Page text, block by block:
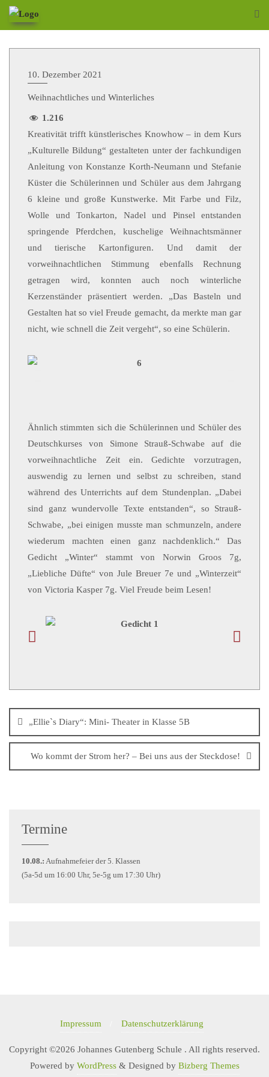
10. Dezember 2021
Weihnachtliches und Winterliches
1.216
Kreativität trifft künstlerisches Knowhow – in dem Kurs
„Kulturelle Bildung“ gestalteten unter der fachkundigen
Anleitung von Konstanze Korth-Neumann und Stefanie
Küster die Schülerinnen und Schüler aus dem Jahrgang
6 kleine und große Kunstwerke. Mit Farbe und Filz,
Wolle und Tonkarton, Nadel und Pinsel entstanden
springende Pferdchen, kuschelige Weihnachtsmänner
und tierische Kartonfiguren. Und damit der
vorweihnachtlichen Stimmung ebenfalls Rechnung
getragen wird, konnten auch noch winterliche
Kerzenständer präsentiert werden. „Das Basteln und
Gestalten hat so viel Freude gemacht, da merkte man gar
nicht, wie schnell die Zeit vergeht“, so eine Schülerin.
Ähnlich stimmten sich die Schülerinnen und Schüler des
Deutschkurses von Simone Strauß-Schwabe auf die
vorweihnachtliche Zeit ein. Gedichte vorzutragen,
auswendig zu lernen und selbst zu schreiben, stand
während des Unterrichts auf dem Stundenplan. „Dabei
sind ganz wundervolle Texte entstanden“, so Strauß-
Schwabe, „bei einigen musste man schmunzeln, andere
wiederum machten einen ganz nachdenklich.“ Das
Gedicht „Winter“ stammt von Norwin Groos 7g,
„Liebliche Düfte“ von Jule Breuer 7e und „Winterzeit“
von Victoria Kasper 7g. Viel Freude beim Lesen!
„Ellie`s Diary“: Mini- Theater in Klasse 5B
Wo kommt der Strom her? – Bei uns aus der Steckdose!
Termine
10.08.: Aufnahmefeier der 5. Klassen
(5a-5d um 16:00 Uhr, 5e-5g um 17:30 Uhr)
Impressum Datenschutzerklärung
Copyright ©2026 Johannes Gutenberg Schule . All rights reserved.
Powered by WordPress & Designed by Bizberg Themes